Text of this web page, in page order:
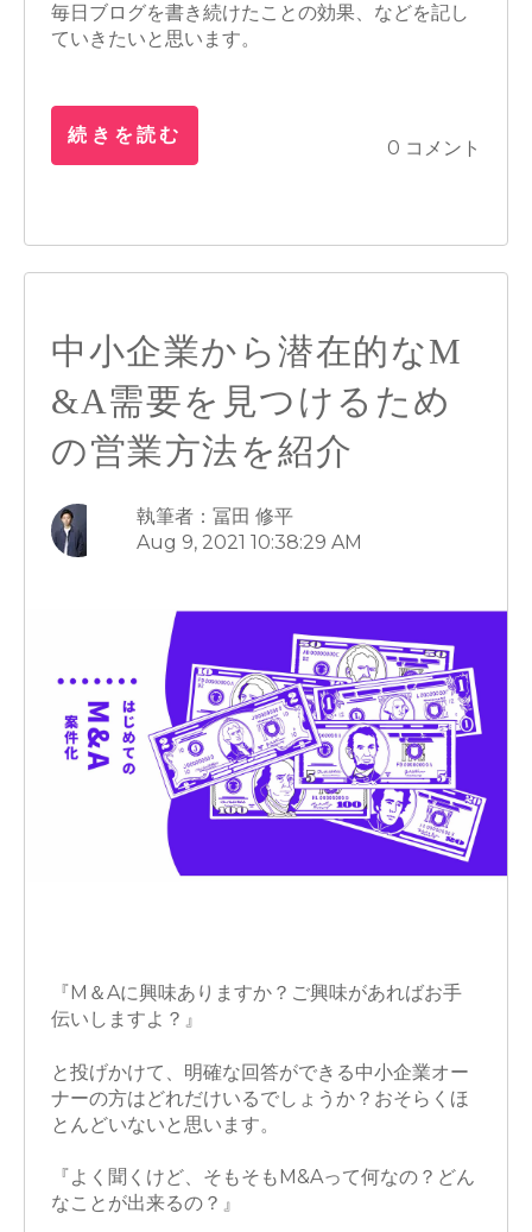
毎日ブログを書き続けたことの効果、などを記し
ていきたいと思います。
続きを読む
0 コメント
中小企業から潜在的なM
&A需要を見つけるため
の営業方法を紹介
執筆者：冨田 修平
Aug 9, 2021 10:38:29 AM
『М＆Aに興味ありますか？ご興味があればお手
伝いしますよ？』
と投げかけて、明確な回答ができる中小企業オー
ナーの方はどれだけいるでしょうか？おそらくほ
とんどいないと思います。
『よく聞くけど、そもそもM&Aって何なの？どん
なことが出来るの？』